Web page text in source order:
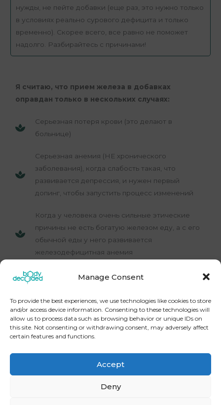
Manage Consent
To provide the best experiences, we use technologies like cookies to store
and/or access device information. Consenting to these technologies will
allow us to process data such as browsing behavior or unique IDs on
this site. Not consenting or withdrawing consent, may adversely affect
certain features and functions.
Accept
Deny
нужды, не пейте добавки (еще раз, это нужно только
в условиях реально сурового дефицита и только
временно). Скорее всего, все равно не поможет
надолго. Разбирайтесь с причинами!
Я считаю, что прием железа в добавках
оправдан только в нескольких случаях:
Серьезная потеря крови (это делают в
больнице)
Серьезная анемия (НЕ хронического
заболевания), когда слабость такая, что
развивается депрессия, и нужен первый
допинг, чтобы запустить процесс изменений
Когда у человека очень сильные этические
причины не есть богатую железом еду, а с его
обычной еды у него развивается
железодефицитная анемия
И во всех этих случаях важн отдельно очень
тщательно заботититься о микробиоме и
нормальном режиме гидратации.